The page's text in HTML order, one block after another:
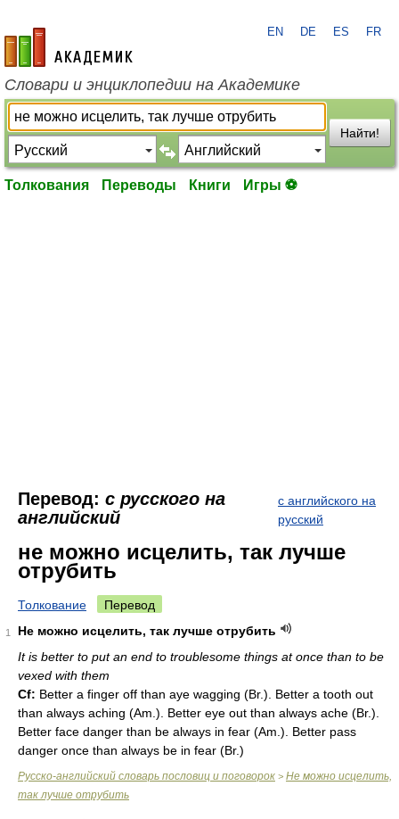
academic.ru
EN DE ES FR
Словари и энциклопедии на Академике
Найти!
Толкования Переводы Книги Игры ⚽
Перевод: с русского на
английский
с английского на
русский
не можно исцелить, так лучше
отрубить
Толкование Перевод
1
Не можно исцелить, так лучше отрубить
It is better to put an end to troublesome things at once than to be
vexed with them
Cf: Better a finger off than aye wagging (Br.). Better a tooth out
than always aching (Am. ). Better eye out than always ache (Br.).
Better face danger than be always in fear (Am. ). Better pass
danger once than always be in fear (Br.)
Русско-английский словарь пословиц и поговорок > Не можно исцелить,
так лучше отрубить